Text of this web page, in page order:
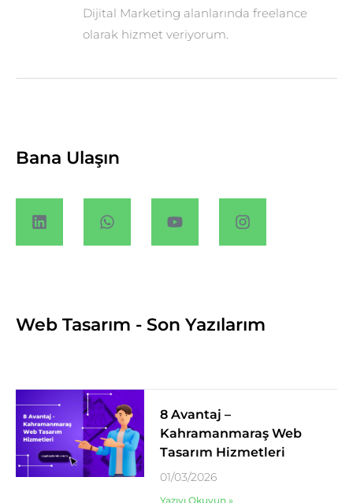
Dijital Marketing alanlarında freelance
olarak hizmet veriyorum.
Bana Ulaşın
Web Tasarım - Son Yazılarım
8 Avantaj –
Kahramanmaraş Web
Tasarım Hizmetleri
01/03/2026
Yazıyı Okuyun »